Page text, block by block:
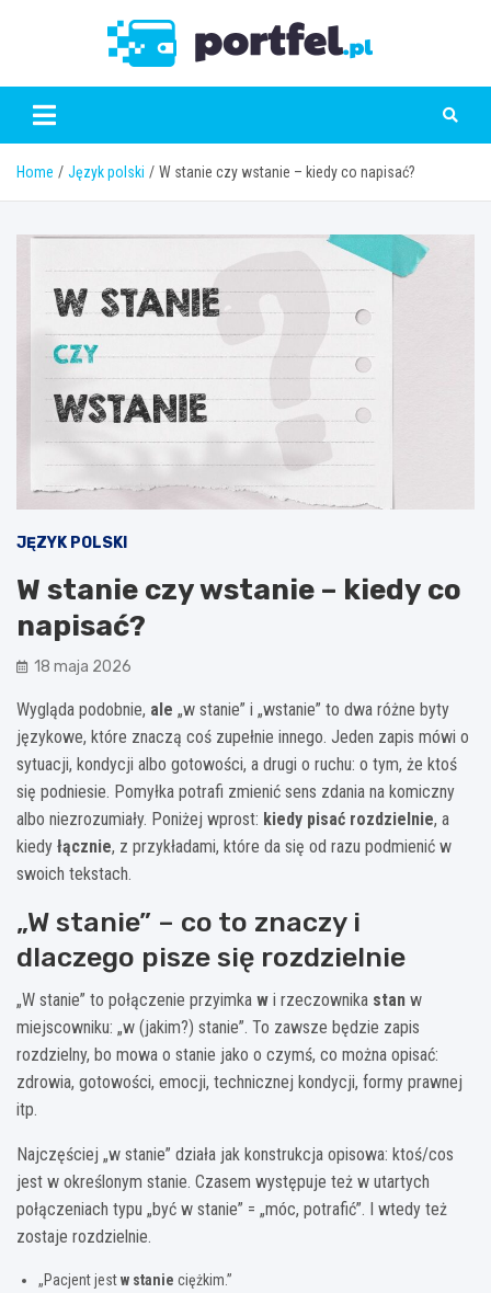
Home Język polski W stanie czy wstanie – kiedy co napisać?
JĘZYK POLSKI
W stanie czy wstanie – kiedy co
napisać?
18 maja 2026
Wygląda podobnie, ale „w stanie” i „wstanie” to dwa różne byty
językowe, które znaczą coś zupełnie innego. Jeden zapis mówi o
sytuacji, kondycji albo gotowości, a drugi o ruchu: o tym, że ktoś
się podniesie. Pomyłka potrafi zmienić sens zdania na komiczny
albo niezrozumiały. Poniżej wprost: kiedy pisać rozdzielnie, a
kiedy łącznie, z przykładami, które da się od razu podmienić w
swoich tekstach.
„W stanie” – co to znaczy i
dlaczego pisze się rozdzielnie
„W stanie” to połączenie przyimka w i rzeczownika stan w
miejscowniku: „w (jakim?) stanie”. To zawsze będzie zapis
rozdzielny, bo mowa o stanie jako o czymś, co można opisać:
zdrowia, gotowości, emocji, technicznej kondycji, formy prawnej
itp.
Najczęściej „w stanie” działa jak konstrukcja opisowa: ktoś/cos
jest w określonym stanie. Czasem występuje też w utartych
połączeniach typu „być w stanie” = „móc, potrafić”. I wtedy też
zostaje rozdzielnie.
„Pacjent jestw stanie ciężkim.”